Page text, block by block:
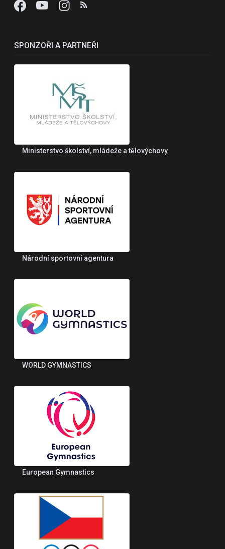
SPONZOŘI A PARTNEŘI
Ministerstvo školství, mládeže a tělovýchovy
Národní sportovní agentura
WORLD GYMNASTICS
European Gymnastics